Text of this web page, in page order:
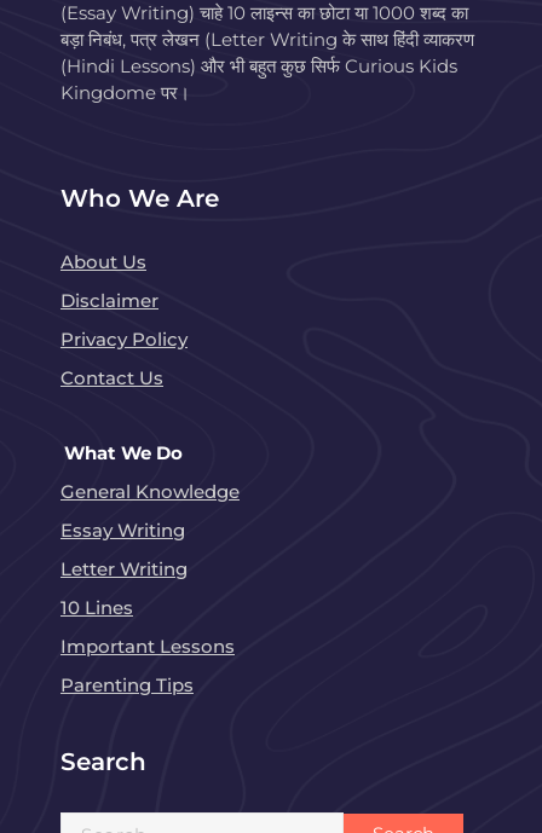
(Essay Writing) चाहे 10 लाइन्स का छोटा या 1000 शब्द का
बड़ा निबंध, पत्र लेखन (Letter Writing के साथ हिंदी व्याकरण
(Hindi Lessons) और भी बहुत कुछ सिर्फ Curious Kids
Kingdome पर।
Who We Are
About Us
Disclaimer
Privacy Policy
Contact Us
What We Do
General Knowledge
Essay Writing
Letter Writing
10 Lines
Important Lessons
Parenting Tips
Search
Search